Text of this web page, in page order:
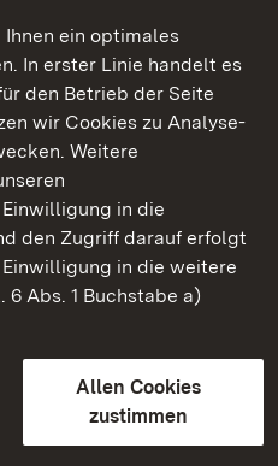
ein optimales
In erster Linie handelt es
den Betrieb der Seite
wir Cookies zu Analyse-
Weitere
Einwilligung in die
den Zugriff darauf erfolgt
Einwilligung in die weitere
Abs. 1 Buchstabe a)
Allen Cookies
zustimmen
Baden-Württemberg